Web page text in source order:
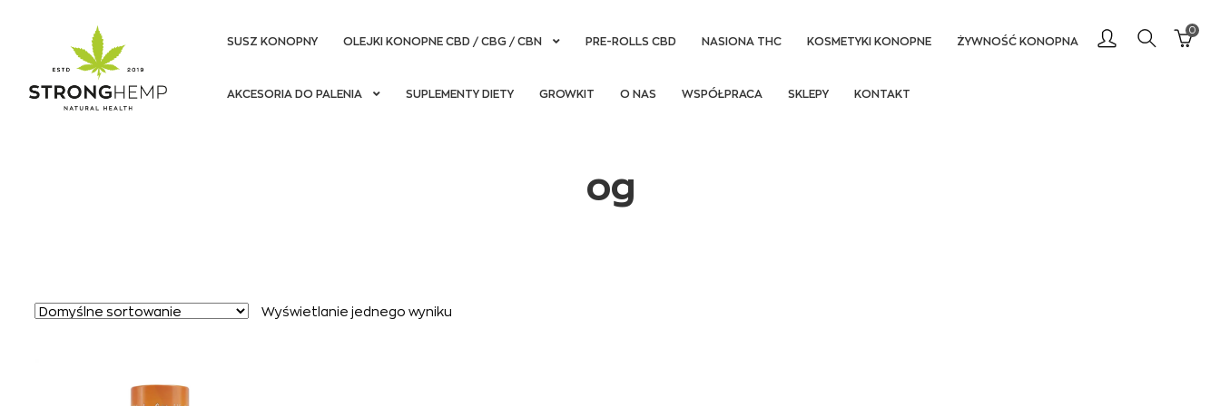
do
do
SUSZ KONOPNY OLEJKI KONOPNE CBD / CBG / CBN PRE-ROLLS CBD NASIONA THC KOSMETYKI KONOPNE ŻYWNOŚĆ KONOPNA
AKCESORIA DO PALENIA SUPLEMENTY DIETY GROWKIT O NAS WSPÓŁPRACA SKLEPY KONTAKT
0
og
Wyświetlanie jednego wyniku